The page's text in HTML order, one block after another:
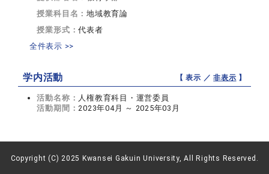
授業科目名：地域教育論
授業形式：代表者
全件表示 >>
学内活動 【 表示 ／非表示 】
活動名称： 人権教育科目・運営委員
活動期間：2023年04月 ～ 2025年03月
Copyright (C) 2025 Kwansei Gakuin University, All Rights Reserved.